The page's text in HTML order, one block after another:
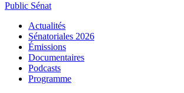
Public Sénat
Actualités
Sénatoriales 2026
Émissions
Documentaires
Podcasts
Programme